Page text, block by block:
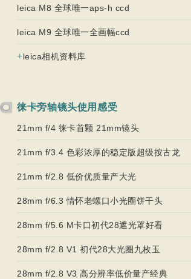
leica M8 全球唯一aps-h ccd
leica M9 全球唯一全画幅ccd
+leica相机资料库
徕卡旁轴镜头使用感受
21mm f/4 徕卡首颗 21mm镜头
21mm f/3.4 色彩浓厚的稳定版超级按古龙
21mm f/2.8 低价优质量产大光
28mm f/6.3 情怀老螺口小光圈饼干头
28mm f/5.6 M卡口初代28遮光罩好看
28mm f/2.8 V1 初代28大光圈九枚玉
28mm f/2.8 V3 高分辨率低价量产经典